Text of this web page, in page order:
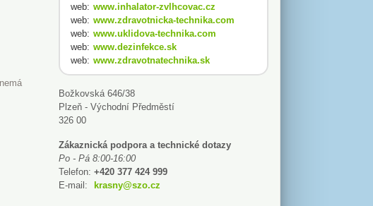
web: www.inhalator-zvlhcovac.cz
web: www.zdravotnicka-technika.com
web: www.uklidova-technika.com
web: www.dezinfekce.sk
web: www.zdravotnatechnika.sk
Božkovská 646/38
Plzeň - Východní Předměstí
326 00
Zákaznická podpora a technické dotazy
Po - Pá 8:00-16:00
Telefon: +420 377 424 999
E-mail:
krasny@szo.cz